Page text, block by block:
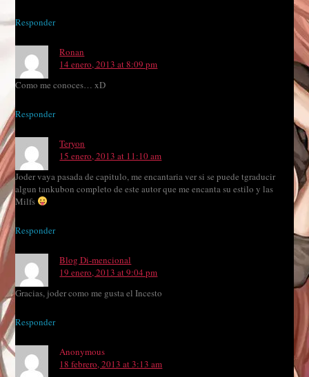
Responder
Ronan
14 enero, 2013 at 8:09 pm
Como me conoces… xD
Responder
Teryon
15 enero, 2013 at 11:10 am
Joder vaya pasada de capitulo, me encantaria ver si se puede tgraducir
algun tankubon completo de este autor que me encanta su estilo y las
Milfs
Responder
Blog Di-mencional
19 enero, 2013 at 9:04 pm
Gracias, joder como me gusta el Incesto
Responder
Anonymous
18 febrero, 2013 at 3:13 am